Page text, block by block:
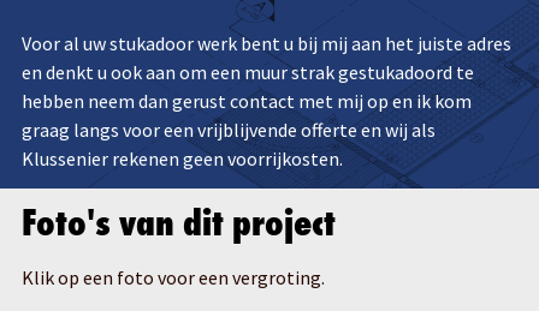
Voor al uw stukadoor werk bent u bij mij aan het juiste adres
en denkt u ook aan om een muur strak gestukadoord te
hebben neem dan gerust contact met mij op en ik kom
graag langs voor een vrijblijvende offerte en wij als
Klussenier rekenen geen voorrijkosten.
Foto's van dit project
Klik op een foto voor een vergroting.